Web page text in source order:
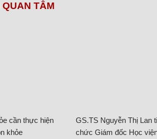
TÂM
cần thực hiện
khỏe
GS.TS Nguyễn Thị Lan
chức Giám đốc Học